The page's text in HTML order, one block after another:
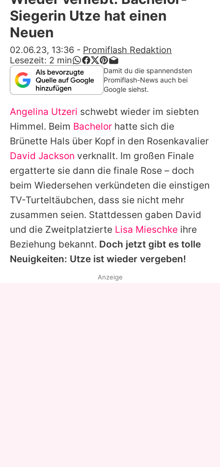
Alle Themen auf Promiflash
App runterladen
Team
Redaktionelle Richtlinien
Impressum
Datenschutzerklärung
Nutzungsbedingungen
Utiq verwalten
Siegerin Utze hat einen
Neuen
02.06.23, 13:36 - Promiflash Redaktion
Lesezeit: 2 min
Damit du die spannendsten
Promiflash-News auch bei
Google siehst.
Angelina Utzeri schwebt wieder im siebten
Himmel. Beim Bachelor hatte sich die
Brünette Hals über Kopf in den Rosenkavalier
David Jackson verknallt. Im großen Finale
ergatterte sie dann die finale Rose – doch
beim Wiedersehen verkündeten die einstigen
TV-Turteltäubchen, dass sie nicht mehr
zusammen seien. Stattdessen gaben David
und die Zweitplatzierte Lisa Mieschke ihre
Beziehung bekannt. Doch jetzt gibt es tolle
Neuigkeiten: Utze ist wieder vergeben!
Anzeige